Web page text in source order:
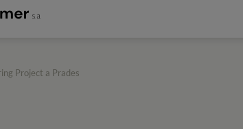
Project a Prades